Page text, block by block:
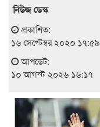
নিউজ ডেস্ক
প্রকাশিত:
১৬ সেপ্টেম্বর ২০২০ ১৭:৫৯
আপডেট:
১০ আগস্ট ২০২৬ ১৬:১৭